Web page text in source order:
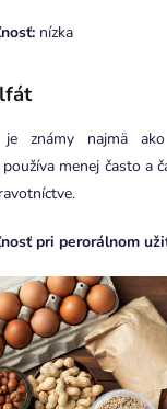
nízka
je známy najmä
menej často a
pri perorálnom